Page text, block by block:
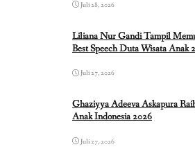
Juli 28, 2026
Liliana Nur Gandi Tampil
Best Speech Duta Wisata Anak
Juli 27, 2026
Ghaziyya Adeeva Askapura
Anak Indonesia 2026
Juli 27, 2026